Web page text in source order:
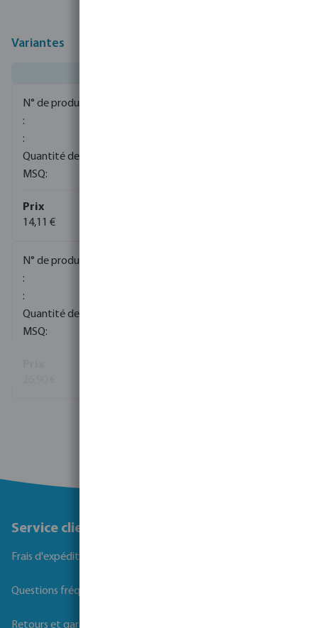
Variantes
14,11 €
Service client
Frais d'expédition
Questions fréquemment posées
Retours et garanties